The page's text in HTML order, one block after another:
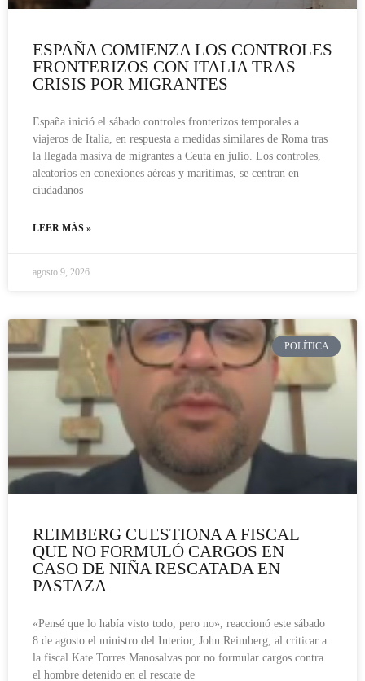
ESPAÑA COMIENZA LOS CONTROLES
FRONTERIZOS CON ITALIA TRAS
CRISIS POR MIGRANTES
España inició el sábado controles fronterizos temporales a
viajeros de Italia, en respuesta a medidas similares de Roma tras
la llegada masiva de migrantes a Ceuta en julio. Los controles,
aleatorios en conexiones aéreas y marítimas, se centran en
ciudadanos
LEER MÁS »
agosto 9, 2026
POLÍTICA
REIMBERG CUESTIONA A FISCAL
QUE NO FORMULÓ CARGOS EN
CASO DE NIÑA RESCATADA EN
PASTAZA
«Pensé que lo había visto todo, pero no», reaccionó este sábado
8 de agosto el ministro del Interior, John Reimberg, al criticar a
la fiscal Kate Torres Manosalvas por no formular cargos contra
el hombre detenido en el rescate de